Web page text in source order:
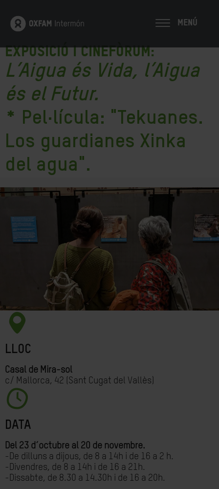
MENÚ
EXPOSICIÓ ICINEFÒRUM:
L’Aigua és Vida, l’Aigua
és el Futur.
* Pel·lícula: "Tekuanes.
Los guardianes Xinka
del agua".
LLOC
Casal de Mira-sol
c/ Mallorca, 42 (Sant Cugat del Vallès)
DATA
Del 23 d´octubre al 20 de novembre.
-De dilluns a dijous, de 8 a 14h i de 16 a 2 h.
-Divendres, de 8 a 14h i de 16 a 21h.
-Dissabte, de 8.30 a 14.30h i de 16 a 20h.